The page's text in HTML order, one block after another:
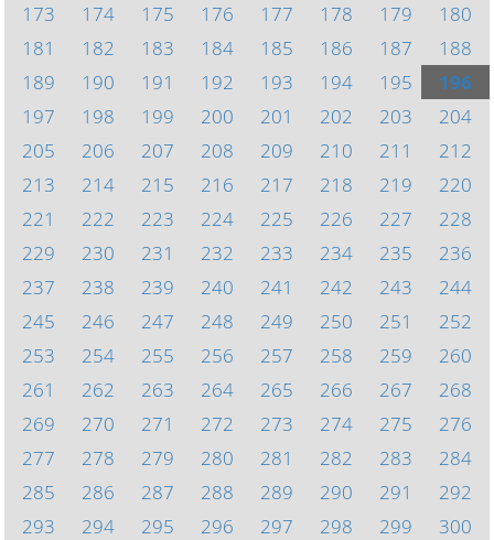
173
174 175 176 177 178 179
180
181
182 183 184 185 186 187
188
189
190 191 192 193 194 195
196
197
198 199 200 201 202 203
204
205
206 207 208 209 210 211
212
213
214 215 216 217 218 219
220
221
222 223 224 225 226 227
228
229
230 231 232 233 234 235
236
237
238 239 240 241 242 243
244
245
246 247 248 249 250 251
252
253
254 255 256 257 258 259
260
261
262 263 264 265 266 267
268
269
270 271 272 273 274 275
276
277
278 279 280 281 282 283
284
285
286 287 288 289 290 291
292
293
294 295 296 297 298 299
300